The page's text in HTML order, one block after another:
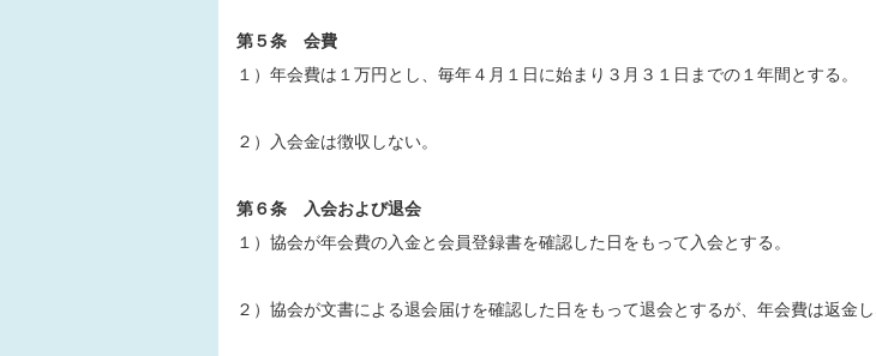
第５条 会費
１）年会費は１万円とし、毎年４月１日に始まり３月３１日までの１年間とする。
２）入会金は徴収しない。
第６条 入会および退会
１）協会が年会費の入金と会員登録書を確認した日をもって入会とする。
２）協会が文書による退会届けを確認した日をもって退会とするが、年会費は返金し